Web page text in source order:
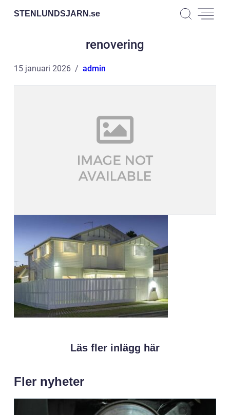
STENLUNDSJARN.se
renovering
15 januari 2026 admin
Läs fler inlägg här
Fler nyheter